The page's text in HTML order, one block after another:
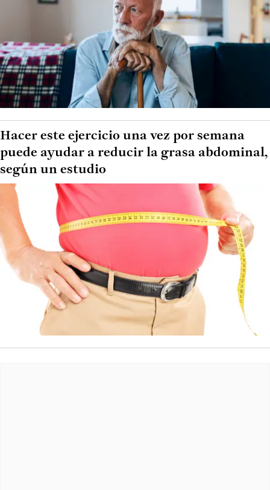
Hacer este ejercicio una vez por semana
puede ayudar a reducir la grasa abdominal,
según un estudio